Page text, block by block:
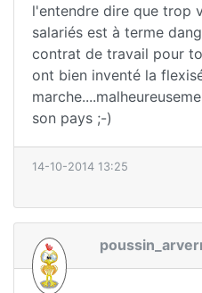
l'entendre dire que trop
salariés est à terme
contrat de travail pour
ont bien inventé la
son pays ;-)
14-10-2014 13:25